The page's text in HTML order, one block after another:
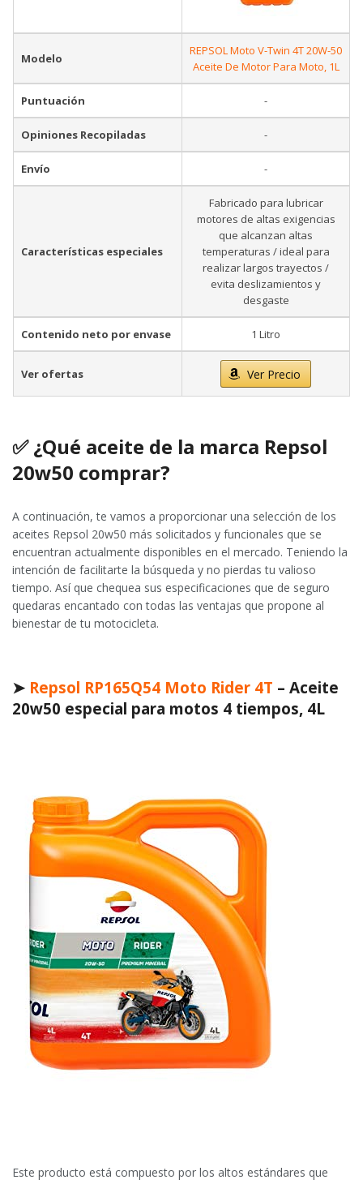
Modelo
REPSOL Moto V-Twin 4T 20W-50
Aceite De Motor Para Moto, 1L
Puntuación -
Opiniones Recopiladas -
Envío -
Características especiales
Fabricado para lubricar
motores de altas exigencias
que alcanzan altas
temperaturas / ideal para
realizar largos trayectos /
evita deslizamientos y
desgaste
Contenido neto por envase 1 Litro
Ver ofertas Ver Precio
✅ ¿Qué aceite de la marca Repsol
20w50 comprar?
A continuación, te vamos a proporcionar una selección de los
aceites Repsol 20w50 más solicitados y funcionales que se
encuentran actualmente disponibles en el mercado. Teniendo la
intención de facilitarte la búsqueda y no pierdas tu valioso
tiempo. Así que chequea sus especificaciones que de seguro
quedaras encantado con todas las ventajas que propone al
bienestar de tu motocicleta.
➤ Repsol RP165Q54 Moto Rider 4T – Aceite
20w50 especial para motos 4 tiempos, 4L
Este producto está compuesto por los altos estándares que